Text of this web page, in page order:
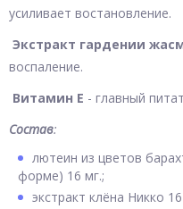
усиливает востановление.
Экстракт гардении
воспаление.
Витамин Е - главный
Состав:
лютеин из цветов
форме) 16 мг.;
экстракт клёна Никко